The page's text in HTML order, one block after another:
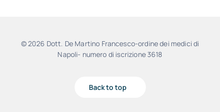
© 2026 Dott. De Martino Francesco-ordine dei medici di
Napoli- numero di iscrizione 3618
Back to top